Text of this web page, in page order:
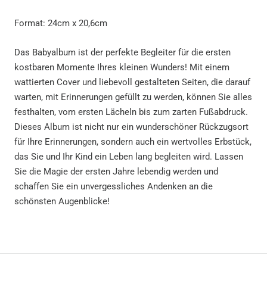
Format: 24cm x 20,6cm
Das Babyalbum ist der perfekte Begleiter für die ersten
kostbaren Momente Ihres kleinen Wunders! Mit einem
wattierten Cover und liebevoll gestalteten Seiten, die darauf
warten, mit Erinnerungen gefüllt zu werden, können Sie alles
festhalten, vom ersten Lächeln bis zum zarten Fußabdruck.
Dieses Album ist nicht nur ein wunderschöner Rückzugsort
für Ihre Erinnerungen, sondern auch ein wertvolles Erbstück,
das Sie und Ihr Kind ein Leben lang begleiten wird. Lassen
Sie die Magie der ersten Jahre lebendig werden und
schaffen Sie ein unvergessliches Andenken an die
schönsten Augenblicke!